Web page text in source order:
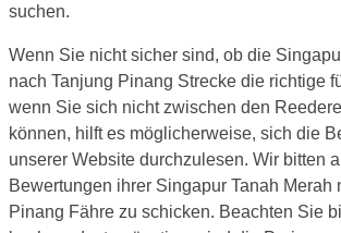
suchen.
Wenn Sie nicht sicher sind, ob die
nach Tanjung Pinang Strecke die richtige
wenn Sie sich nicht zwischen den
können, hilft es möglicherweise, sich die
unserer Website durchzulesen. Wir bitten
Bewertungen ihrer Singapur Tanah Merah
Pinang Fähre zu schicken. Beachten Sie